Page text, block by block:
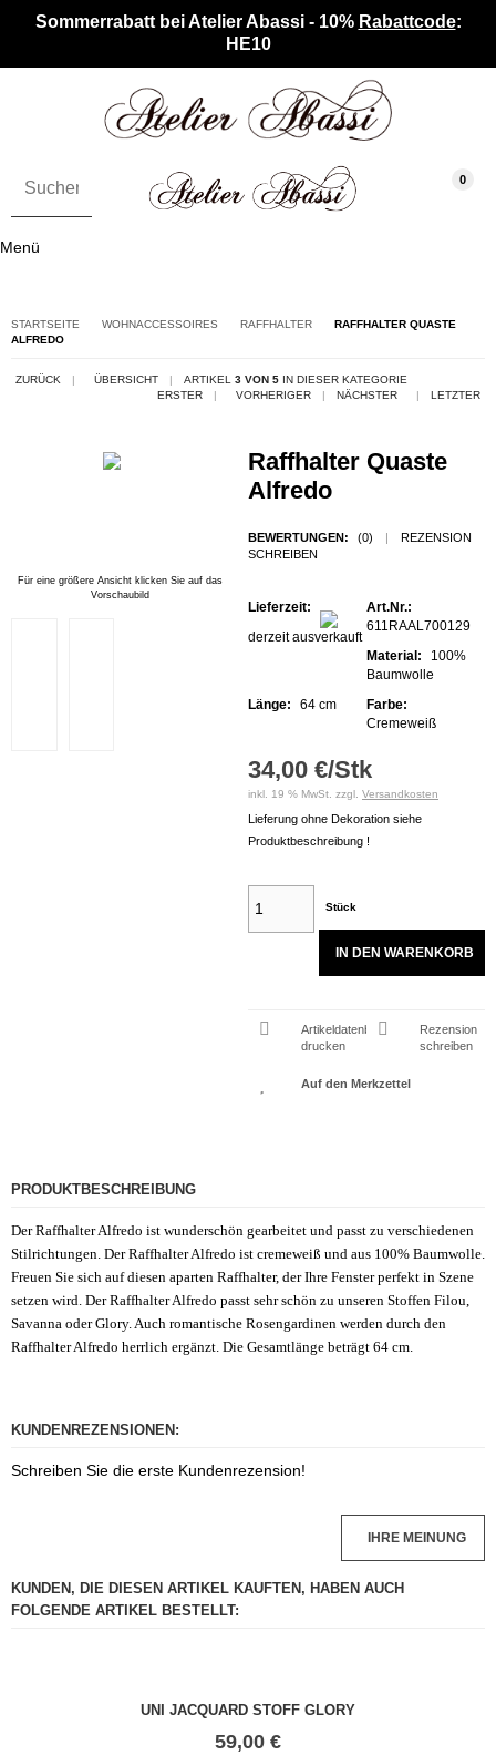
Sommerrabatt bei Atelier Abassi - 10% Rabattcode:
HE10
0
Menü
STARTSEITE WOHNACCESSOIRES RAFFHALTER
RAFFHALTER QUASTE
ALFREDO
ZURÜCK | ÜBERSICHT | ARTIKEL 3 VON 5 IN DIESER KATEGORIE
ERSTER
| VORHERIGER | NÄCHSTER | LETZTER
Für eine größere Ansicht klicken Sie auf das
Vorschaubild
Raffhalter Quaste
Alfredo
BEWERTUNGEN: (0) |
REZENSION
SCHREIBEN
Lieferzeit:
derzeit ausverkauft
Art.Nr.:
611RAAL700129
Material:
100%
Baumwolle
Länge:
64 cm
Farbe:
Cremeweiß
34,00 €/Stk
inkl. 19 % MwSt. zzgl. Versandkosten
Lieferung ohne Dekoration siehe
Produktbeschreibung !
Stück
IN DEN WARENKORB
Artikeldatenblatt
drucken
Rezension
schreiben
PRODUKTBESCHREIBUNG
Der Raffhalter Alfredo ist wunderschön gearbeitet und passt zu verschiedenen
Stilrichtungen. Der Raffhalter Alfredo ist cremeweiß und aus 100% Baumwolle.
Freuen Sie sich auf diesen aparten Raffhalter, der Ihre Fenster perfekt in Szene
setzen wird. Der Raffhalter Alfredo passt sehr schön zu unseren Stoffen Filou,
Savanna oder Glory. Auch romantische Rosengardinen werden durch den
Raffhalter Alfredo herrlich ergänzt. Die Gesamtlänge beträgt 64 cm.
KUNDENREZENSIONEN:
Schreiben Sie die erste Kundenrezension!
IHRE MEINUNG
KUNDEN, DIE DIESEN ARTIKEL KAUFTEN, HABEN AUCH
FOLGENDE ARTIKEL BESTELLT:
UNI JACQUARD STOFF GLORY
59,00 €